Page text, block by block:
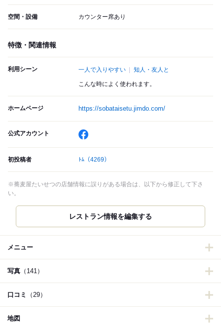
空間・設備 カウンター席あり
特徴・関連情報
利用シーン 一人で入りやすい 知人・友人と
こんな時によく使われます。
ホームページ https://sobataisetu.jimdo.com/
公式アカウント
初投稿者 ﾄﾑ （4269）
※蕎麦屋たいせつの店舗情報に誤りがある場合は、以下から修正して下さ
い。
レストラン情報を編集する
メニュー
写真 （141）
口コミ （29）
地図